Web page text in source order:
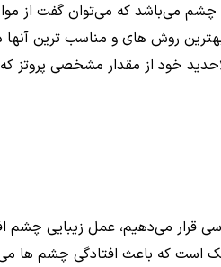
می‌باشد که می‌توان گفت از
روش های و مناسب ترین
خود از مقدار مشخصی پروتز که
قرار می‌دهیم، عمل زیبایی چشم
است که باعث افتادگی چشم